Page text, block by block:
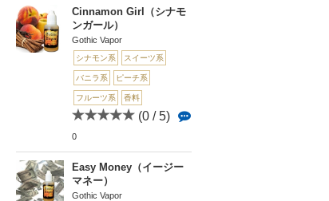
Cinnamon Girl（シナモ
ンガール）
Gothic Vapor
シナモン系 スイーツ系
バニラ系 ピーチ系
フルーツ系 香料
(0 / 5)
0
Easy Money（イージー
マネー）
Gothic Vapor